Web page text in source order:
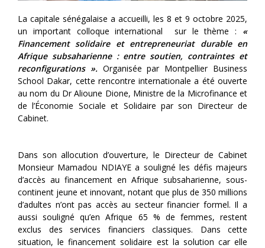
La capitale sénégalaise a accueilli, les 8 et 9 octobre 2025,
un important colloque international sur le thème : «
Financement solidaire et entrepreneuriat durable en
Afrique subsaharienne : entre soutien, contraintes et
reconfigurations ». Organisée par Montpellier Business
School Dakar, cette rencontre internationale a été ouverte
au nom du Dr Alioune Dione, Ministre de la Microfinance et
de l’Économie Sociale et Solidaire par son Directeur de
Cabinet.
Dans son allocution d’ouverture, le Directeur de Cabinet
Monsieur Mamadou NDIAYE a souligné les défis majeurs
d’accès au financement en Afrique subsaharienne, sous-
continent jeune et innovant, notant que plus de 350 millions
d’adultes n’ont pas accès au secteur financier formel. Il a
aussi souligné qu’en Afrique 65 % de femmes, restent
exclus des services financiers classiques. Dans cette
situation, le financement solidaire est la solution car elle